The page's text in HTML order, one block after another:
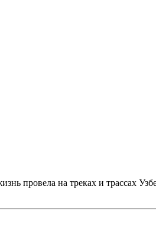
провела на треках и трассах